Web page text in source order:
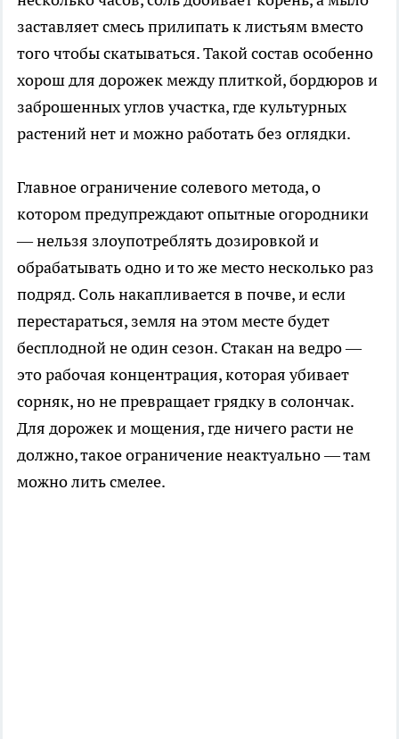
заставляет смесь прилипать к листьям вместо
того чтобы скатываться. Такой состав особенно
хорош для дорожек между плиткой, бордюров и
заброшенных углов участка, где культурных
растений нет и можно работать без оглядки.
Главное ограничение солевого метода, о
котором предупреждают опытные огородники
— нельзя злоупотреблять дозировкой и
обрабатывать одно и то же место несколько раз
подряд. Соль накапливается в почве, и если
перестараться, земля на этом месте будет
бесплодной не один сезон. Стакан на ведро —
это рабочая концентрация, которая убивает
сорняк, но не превращает грядку в солончак.
Для дорожек и мощения, где ничего расти не
должно, такое ограничение неактуально — там
можно лить смелее.